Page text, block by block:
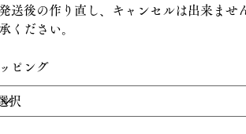
送後の作り直し、キャンセルは出来ませ
ください。
ピング